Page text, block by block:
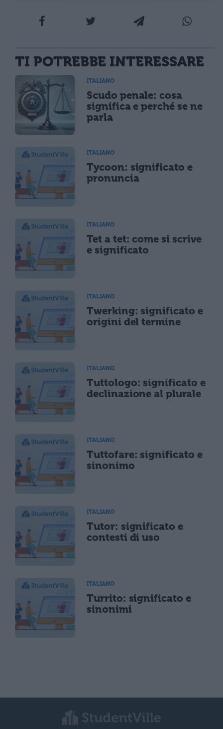
TI POTREBBE INTERESSARE
ITALIANO
Scudo penale: cosa
significa e perché se ne
parla
ITALIANO
Tycoon: significato e
pronuncia
ITALIANO
Tet a tet: come si scrive
e significato
ITALIANO
Twerking: significato e
origini del termine
ITALIANO
Tuttologo: significato e
declinazione al plurale
ITALIANO
Tuttofare: significato e
sinonimo
ITALIANO
Tutor: significato e
contesti di uso
ITALIANO
Turrito: significato e
sinonimi